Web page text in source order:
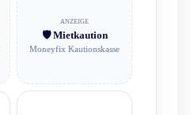
ANZEIGE
🛡️ Mietkaution
Moneyfix Kautionskasse